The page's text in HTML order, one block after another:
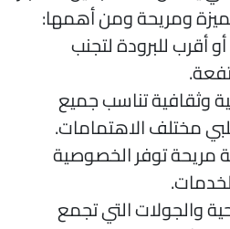
ومريحة ومن أهمها:
للبرودة لتجنب
تناسب جميع
مختلف الاهتمامات.
توفر الخصوصية
والجولات التي تجمع